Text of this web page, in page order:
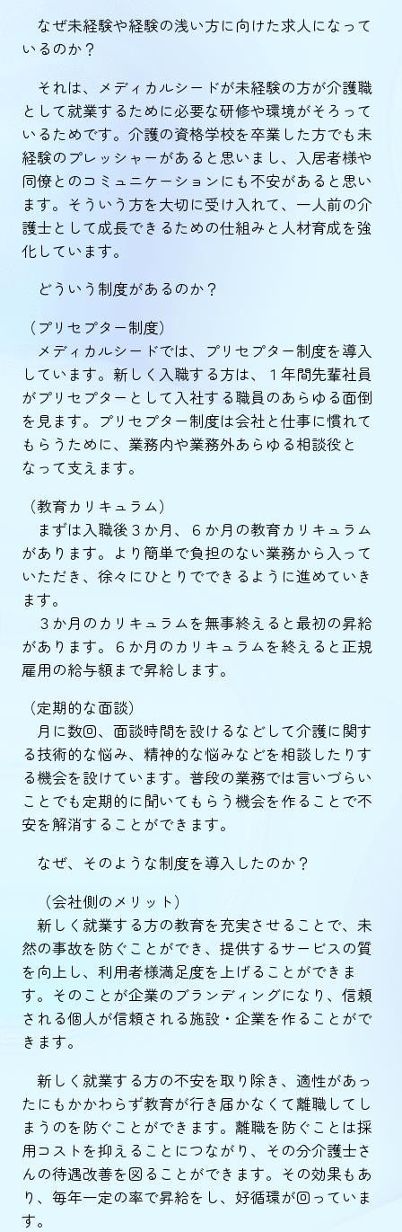
なぜ未経験や経験の浅い方に向けた求人になって
いるのか？
それは、メディカルシードが未経験の方が介護職
として就業するために必要な研修や環境がそろって
いるためです。介護の資格学校を卒業した方でも未
経験のプレッシャーがあると思いまし、入居者様や
同僚とのコミュニケーションにも不安があると思い
ます。そういう方を大切に受け入れて、一人前の介
護士として成長できるための仕組みと人材育成を強
化しています。
どういう制度があるのか？
（プリセプター制度）
メディカルシードでは、プリセプター制度を導入
しています。新しく入職する方は、１年間先輩社員
がプリセプターとして入社する職員のあらゆる面倒
を見ます。プリセプター制度は会社と仕事に慣れて
もらうために、業務内や業務外あらゆる相談役と
なって支えます。
（教育カリキュラム）
まずは入職後３か月、６か月の教育カリキュラム
があります。より簡単で負担のない業務から入って
いただき、徐々にひとりでできるように進めていき
ます。
３か月のカリキュラムを無事終えると最初の昇給
があります。６か月のカリキュラムを終えると正規
雇用の給与額まで昇給します。
（定期的な面談）
月に数回、面談時間を設けるなどして介護に関す
る技術的な悩み、精神的な悩みなどを相談したりす
る機会を設けています。普段の業務では言いづらい
ことでも定期的に聞いてもらう機会を作ることで不
安を解消することができます。
なぜ、そのような制度を導入したのか？
（会社側のメリット）
新しく就業する方の教育を充実させることで、未
然の事故を防ぐことができ、提供するサービスの質
を向上し、利用者様満足度を上げることができま
す。そのことが企業のブランディングになり、信頼
される個人が信頼される施設・企業を作ることがで
きます。
新しく就業する方の不安を取り除き、適性があっ
たにもかかわらず教育が行き届かなくて離職してし
まうのを防ぐことができます。離職を防ぐことは採
用コストを抑えることにつながり、その分介護士さ
んの待遇改善を図ることができます。その効果もあ
り、毎年一定の率で昇給をし、好循環が回っていま
す。